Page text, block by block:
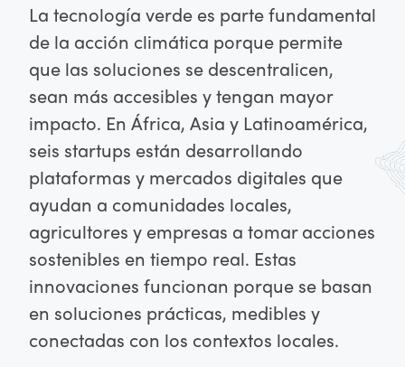
La tecnología verde es parte fundamental
de la acción climática porque permite
que las soluciones se descentralicen,
sean más accesibles y tengan mayor
impacto. En África, Asia y Latinoamérica,
seis startups están desarrollando
plataformas y mercados digitales que
ayudan a comunidades locales,
agricultores y empresas a tomar acciones
sostenibles en tiempo real. Estas
innovaciones funcionan porque se basan
en soluciones prácticas, medibles y
conectadas con los contextos locales.